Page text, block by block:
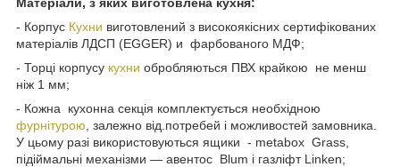
- Корпус Кухни виготовлений з високоякісних сертифікованих
матеріалів ЛДСП (EGGER) и фарбованого МДФ;
- Торці корпусу кухни обробляються ПВХ крайкою не менш
ніж 1 мм;
- Кожна кухонна секція комплектується необхідною
фурнітурою , залежно від.потребей і можливостей замовника.
У цьому разі використовуються ящики - metabox Grass,
підіймальні механізми — авентос Blum і газліфт Linken;